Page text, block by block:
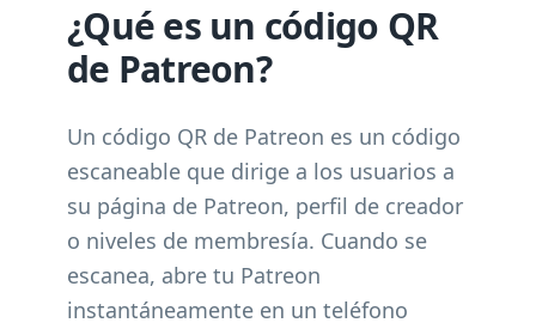
¿Qué es un código QR
de Patreon?
Un código QR de Patreon es un código
escaneable que dirige a los usuarios a
su página de Patreon, perfil de creador
o niveles de membresía. Cuando se
escanea, abre tu Patreon
instantáneamente en un teléfono